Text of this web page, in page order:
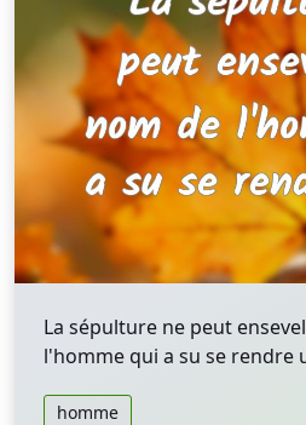
La sépulture ne peut
l'homme qui a su se rendre
homme